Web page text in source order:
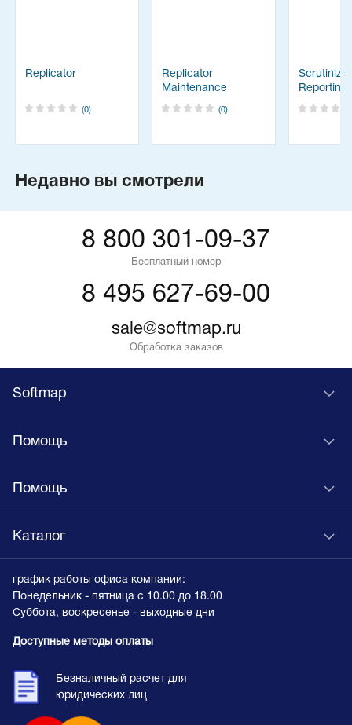
Replicator
(0)
Replicator
Maintenance
Renewal
(0)
Reporting
Недавно вы смотрели
8 800 301-09-37
Бесплатный номер
8 495 627-69-00
sale@softmap.ru
Обработка заказов
Softmap
Помощь
Помощь
Каталог
график работы офиса компании:
Понедельник - пятница с 10.00 до 18.00
Суббота, воскресенье - выходные дни
Доступные методы оплаты
Безналичный расчет для
юридических лиц